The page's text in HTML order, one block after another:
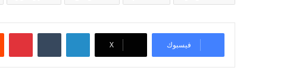
فيسبوك X
لينكدإن بينتيريست